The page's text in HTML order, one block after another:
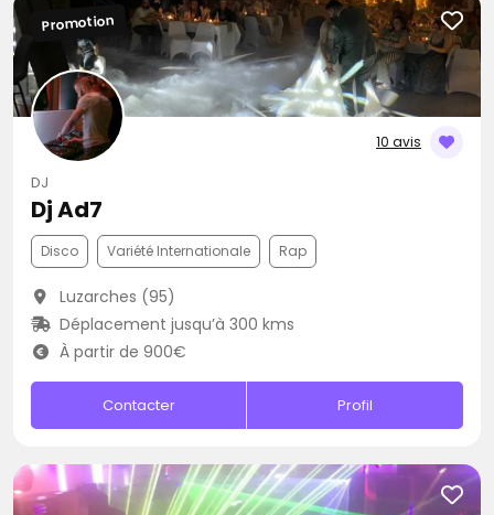
10 avis
Promotion
DJ
Dj Ad7
Disco Variété Internationale Rap
Luzarches (95)
Déplacement jusqu’à 300 kms
À partir de 900€
Contacter Profil